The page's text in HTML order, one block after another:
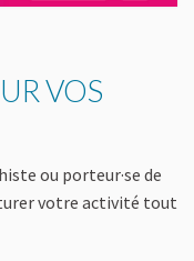
VOS
ou porteur·se de
votre activité tout